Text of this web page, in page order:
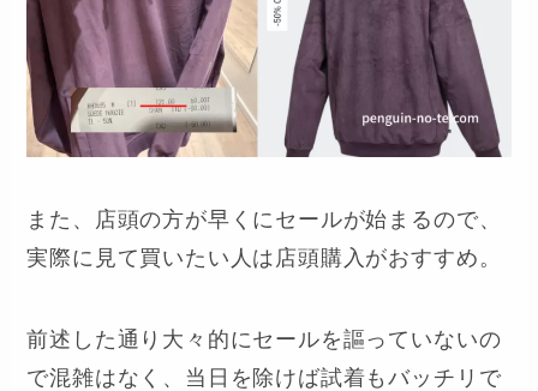
また、店頭の方が早くにセールが始まるので、
実際に見て買いたい人は店頭購入がおすすめ。
前述した通り大々的にセールを謳っていないの
で混雑はなく、当日を除けば試着もバッチリで